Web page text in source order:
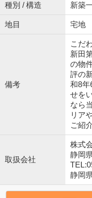
種別 / 構造 新築
地目 宅地
備考
こだ
新田
の物
評の
和8年
せを
なら
リア
ご紹
取扱会社
株式
静岡
静岡